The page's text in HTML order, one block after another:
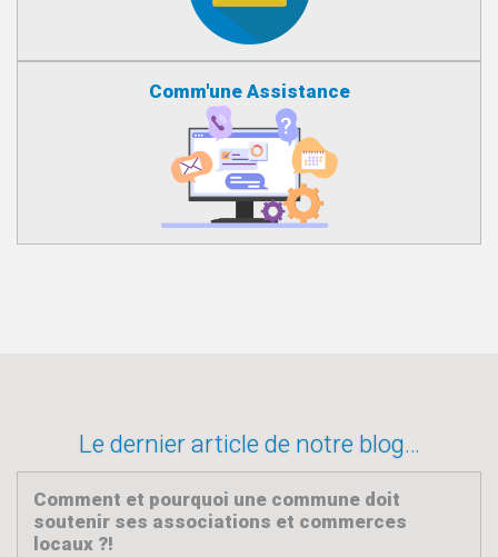
Comm'une Assistance
Le dernier article de notre blog…
Comment et pourquoi une commune doit
soutenir ses associations et commerces
locaux ?!